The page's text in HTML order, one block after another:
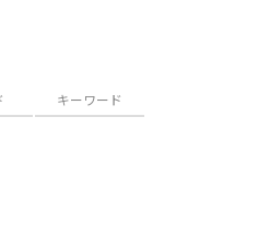
キーワード